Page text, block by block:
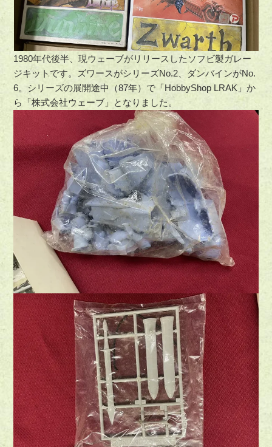
1980年代後半、現ウェーブがリリースしたソフビ製ガレー
ジキットです。ズワースがシリーズNo.2、ダンバインがNo.
6。シリーズの展開途中（87年）で「HobbyShop LRAK」か
ら「株式会社ウェーブ」となりました。